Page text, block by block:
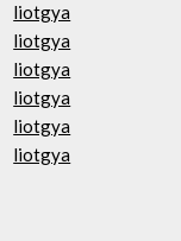
liotgya
liotgya
liotgya
liotgya
liotgya
liotgya